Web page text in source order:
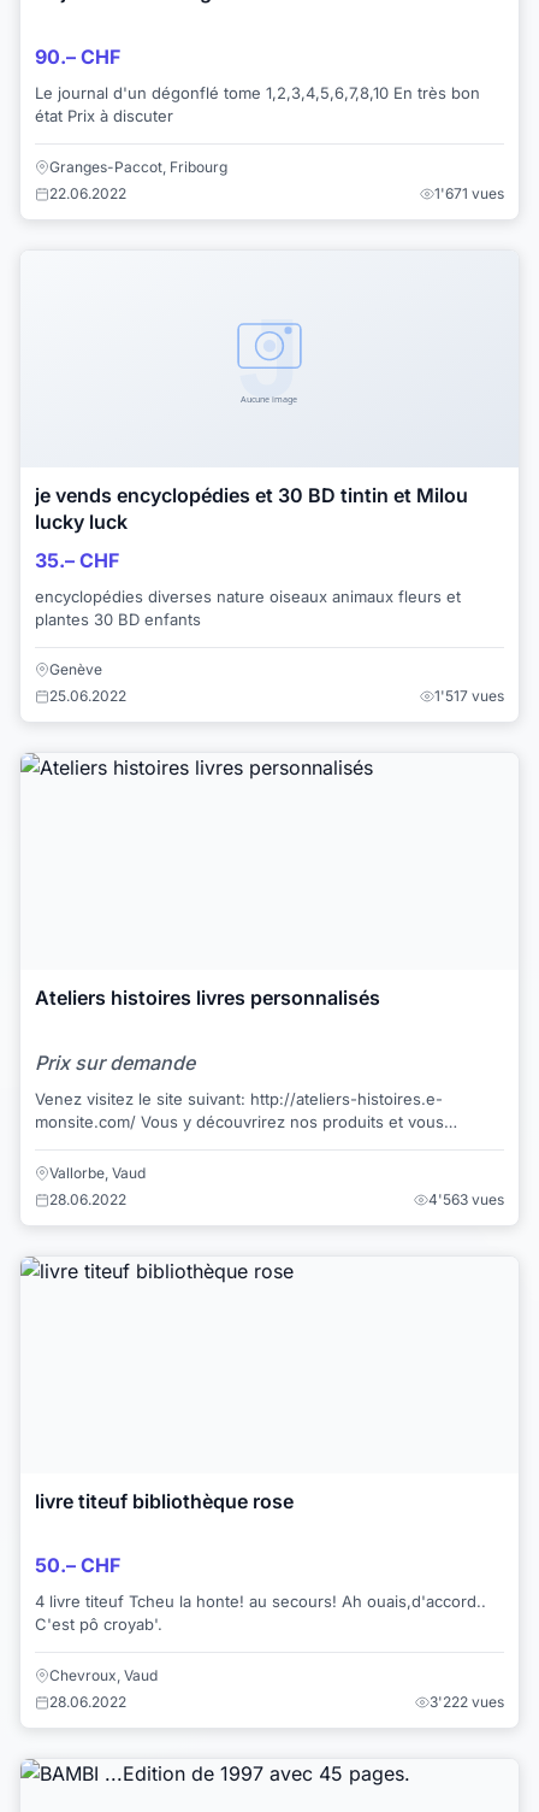
90.– CHF
Le journal d'un dégonflé tome 1,2,3,4,5,6,7,8,10 En très bon
état Prix à discuter
Granges-Paccot, Fribourg
22.06.2022
1'671 vues
je vends encyclopédies et 30 BD tintin et Milou
lucky luck
35.– CHF
encyclopédies diverses nature oiseaux animaux fleurs et
plantes 30 BD enfants
Genève
25.06.2022
1'517 vues
Ateliers histoires livres personnalisés
Prix sur demande
Venez visitez le site suivant: http://ateliers-histoires.e-
monsite.com/ Vous y découvrirez nos produits et vous
Vallorbe, Vaud
28.06.2022
4'563 vues
livre titeuf bibliothèque rose
50.– CHF
4 livre titeuf Tcheu la honte! au secours! Ah ouais,d'accord..
C'est pô croyab'.
Chevroux, Vaud
28.06.2022
3'222 vues